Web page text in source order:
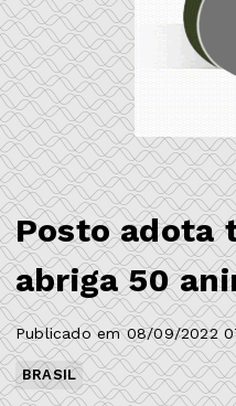
Posto adota
abriga 50
Publicado em 08/09/2022
BRASIL